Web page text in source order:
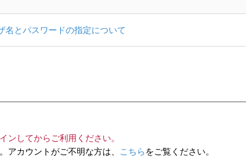
名とパスワードの指定について
ンしてからご利用ください。
カウントがご不明な方は、
こちらをご覧ください。